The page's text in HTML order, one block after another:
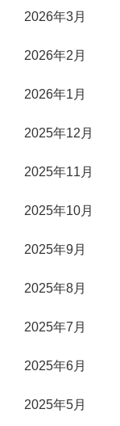
2026年3月
2026年2月
2026年1月
2025年12月
2025年11月
2025年10月
2025年9月
2025年8月
2025年7月
2025年6月
2025年5月